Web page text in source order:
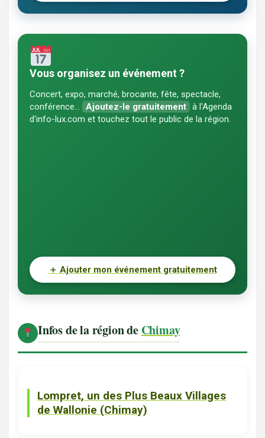
Vous organisez un événement ?
Concert, expo, marché, brocante, fête, spectacle,
conférence…
Ajoutez-le gratuitement à l'Agenda
d'info-lux.com et touchez tout le public de la région.
＋ Ajouter mon événement gratuitement
Infos de la région de Chimay
Chimay Patrimoine
Lompret, un des Plus Beaux Villages
de Wallonie (Chimay)